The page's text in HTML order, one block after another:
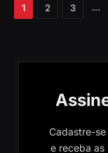
1 2 3 …
Cadastre-
e receba as